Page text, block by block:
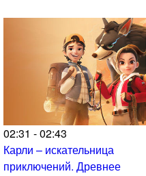
02:31 - 02:43
Карли – искательница
приключений. Древнее